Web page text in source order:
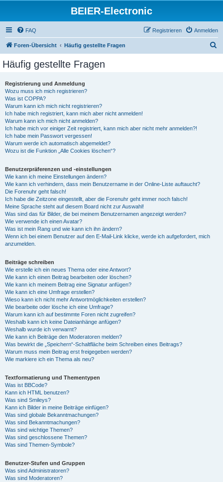
BEIER-Electronic
FAQ Anmelden
Registrieren
Foren-Übersicht Häufig gestellte Fragen
Häufig gestellte Fragen
Registrierung und Anmeldung
Wozu muss ich mich registrieren?
Was ist COPPA?
Warum kann ich mich nicht registrieren?
Ich habe mich registriert, kann mich aber nicht anmelden!
Warum kann ich mich nicht anmelden?
Ich habe mich vor einiger Zeit registriert, kann mich aber nicht mehr anmelden?!
Ich habe mein Passwort vergessen!
Warum werde ich automatisch abgemeldet?
Wozu ist die Funktion „Alle Cookies löschen“?
Benutzerpräferenzen und -einstellungen
Wie kann ich meine Einstellungen ändern?
Wie kann ich verhindern, dass mein Benutzername in der Online-Liste auftaucht?
Die Forenuhr geht falsch!
Ich habe die Zeitzone eingestellt, aber die Forenuhr geht immer noch falsch!
Meine Sprache steht auf diesem Board nicht zur Auswahl!
Was sind das für Bilder, die bei meinem Benutzernamen angezeigt werden?
Wie verwende ich einen Avatar?
Was ist mein Rang und wie kann ich ihn ändern?
Wenn ich bei einem Benutzer auf den E-Mail-Link klicke, werde ich aufgefordert, mich
anzumelden.
Beiträge schreiben
Wie erstelle ich ein neues Thema oder eine Antwort?
Wie kann ich einen Beitrag bearbeiten oder löschen?
Wie kann ich meinem Beitrag eine Signatur anfügen?
Wie kann ich eine Umfrage erstellen?
Wieso kann ich nicht mehr Antwortmöglichkeiten erstellen?
Wie bearbeite oder lösche ich eine Umfrage?
Warum kann ich auf bestimmte Foren nicht zugreifen?
Weshalb kann ich keine Dateianhänge anfügen?
Weshalb wurde ich verwarnt?
Wie kann ich Beiträge den Moderatoren melden?
Was bewirkt die „Speichern“-Schaltfläche beim Schreiben eines Beitrags?
Warum muss mein Beitrag erst freigegeben werden?
Wie markiere ich ein Thema als neu?
Textformatierung und Thementypen
Was ist BBCode?
Kann ich HTML benutzen?
Was sind Smileys?
Kann ich Bilder in meine Beiträge einfügen?
Was sind globale Bekanntmachungen?
Was sind Bekanntmachungen?
Was sind wichtige Themen?
Was sind geschlossene Themen?
Was sind Themen-Symbole?
Benutzer-Stufen und Gruppen
Was sind Administratoren?
Was sind Moderatoren?